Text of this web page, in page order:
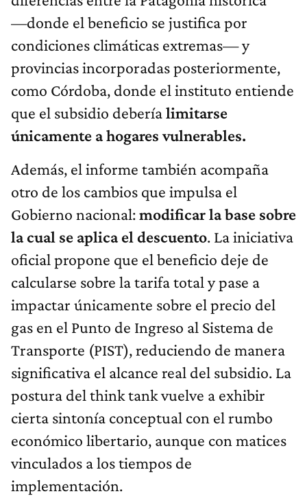
—donde el beneficio se justifica por
condiciones climáticas extremas— y
provincias incorporadas posteriormente,
como Córdoba, donde el instituto entiende
que el subsidio deberíalimitarse
únicamente a hogares vulnerables.
Además, el informe también acompaña
otro de los cambios que impulsa el
Gobierno nacional:modificar la base sobre
la cual se aplica el descuento. La iniciativa
oficial propone que el beneficio deje de
calcularse sobre la tarifa total y pase a
impactar únicamente sobre el precio del
gas en el Punto de Ingreso al Sistema de
Transporte (PIST), reduciendo de manera
significativa el alcance real del subsidio. La
postura del think tank vuelve a exhibir
cierta sintonía conceptual con el rumbo
económico libertario, aunque con matices
vinculados a los tiempos de
implementación.